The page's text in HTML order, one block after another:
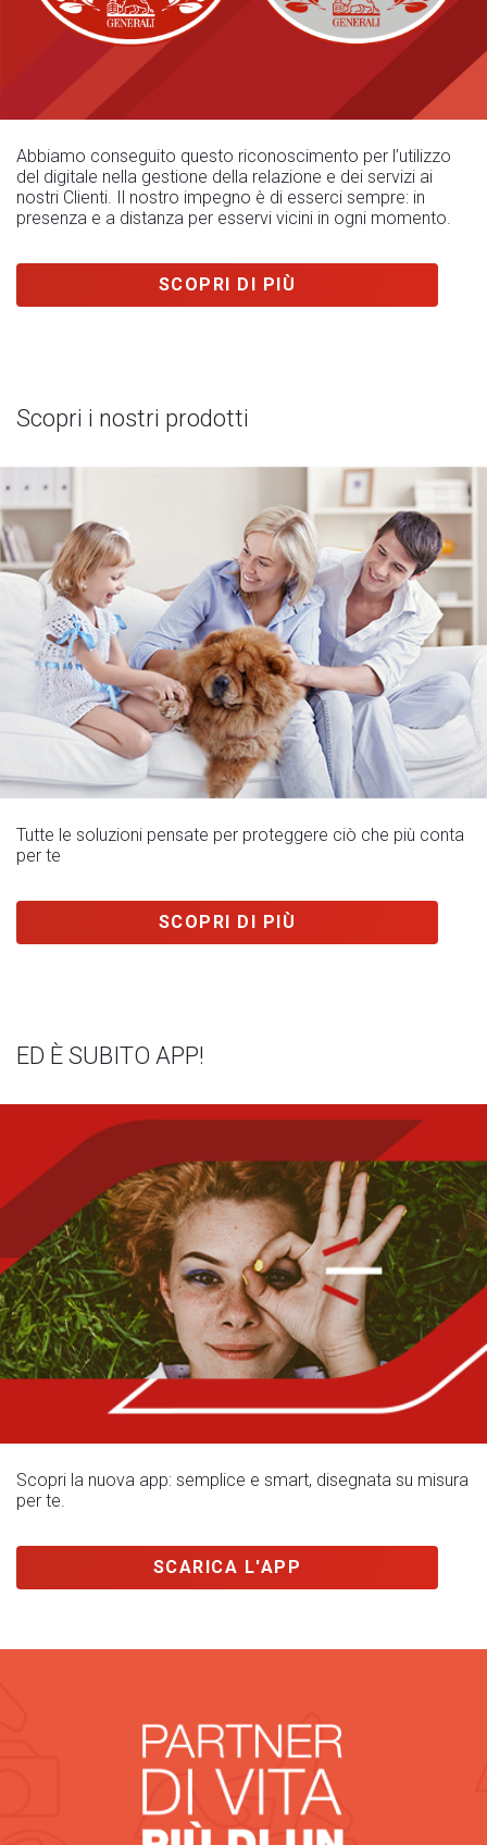
Abbiamo conseguito questo riconoscimento per l’utilizzo
del digitale nella gestione della relazione e dei servizi ai
nostri Clienti. Il nostro impegno è di esserci sempre: in
presenza e a distanza per esservi vicini in ogni momento.
SCOPRI DI PIÙ
Scopri i nostri prodotti
Tutte le soluzioni pensate per proteggere ciò che più conta
per te
SCOPRI DI PIÙ
ED È SUBITO APP!
Scopri la nuova app: semplice e smart, disegnata su misura
per te.
SCARICA L'APP